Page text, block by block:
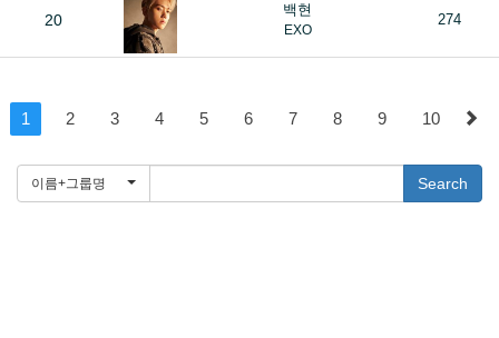
20
백현
EXO
274
1 2 3 4 5 6 7 8 9 10
이름+그룹명 Search